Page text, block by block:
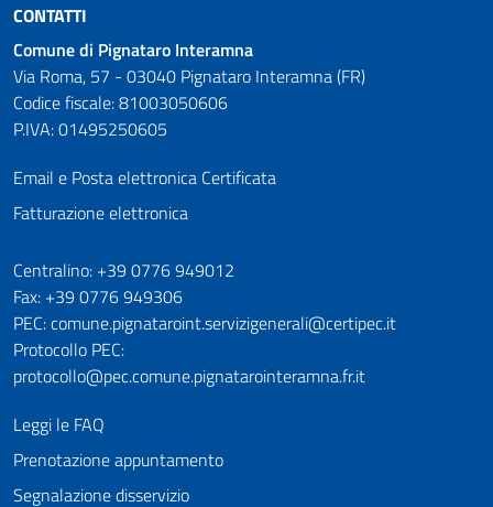
CONTATTI
Comune di Pignataro Interamna
Via Roma, 57 - 03040 Pignataro Interamna (FR)
Codice fiscale: 81003050606
P.IVA: 01495250605
Email e Posta elettronica Certificata
Fatturazione elettronica
Numeri utili
Centralino: +39 0776 949012
Fax: +39 0776 949306
PEC: comune.pignataroint.servizigenerali@certipec.it
Protocollo PEC:
protocollo@pec.comune.pignatarointeramna.fr.it
Leggi le FAQ
Prenotazione appuntamento
Segnalazione disservizio